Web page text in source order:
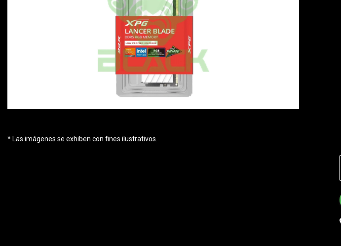
* Las imágenes se exhiben con fines ilustrativos.